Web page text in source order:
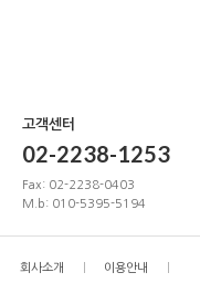
고객센터
02-2238-1253
Fax: 02-2238-0403
M.b: 010-5395-5194
회사소개 이용안내